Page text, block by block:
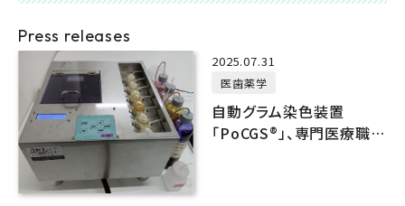
Press releases
2025.07.31
医歯薬学
自動グラム染色装置
「PoCGS®」、専門医療職と